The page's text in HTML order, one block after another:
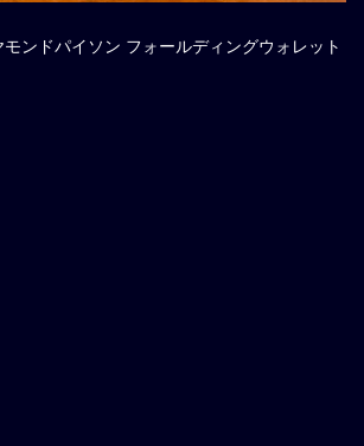
ンドパイソン フォールディングウォレット